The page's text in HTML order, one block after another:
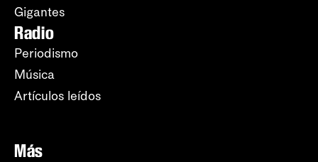
Gigantes
Radio
Periodismo
Música
Artículos leídos
Más